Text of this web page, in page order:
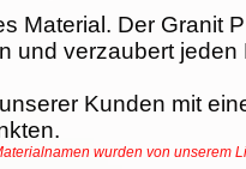
Material. Der Granit
und verzaubert jeden
Kunden mit
wurden von unserem